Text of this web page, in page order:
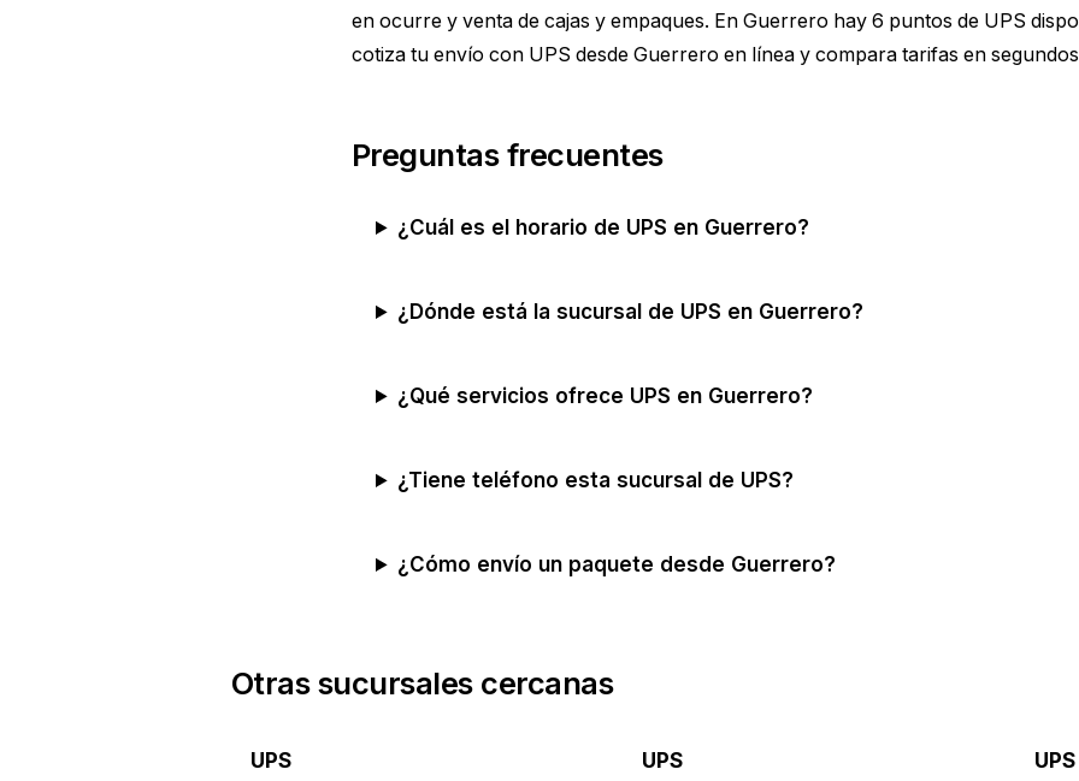
en ocurre y venta de cajas y empaques. En Guerrero hay 6 puntos de UPS
cotiza tu envío con UPS desde Guerrero en línea y compara tarifas en
Preguntas frecuentes
¿Cuál es el horario de UPS en Guerrero?
¿Dónde está la sucursal de UPS en Guerrero?
¿Qué servicios ofrece UPS en Guerrero?
¿Tiene teléfono esta sucursal de UPS?
¿Cómo envío un paquete desde Guerrero?
Otras sucursales cercanas
UPS UPS UPS